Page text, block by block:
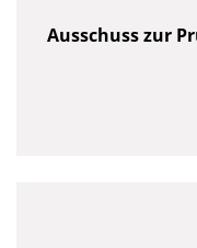
Ausschuss zur